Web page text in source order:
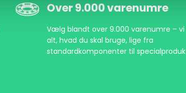
Over 9.000 varenumre
Vælg blandt over 9.000 varenumre – vi
alt, hvad du skal bruge, lige fra
standardkomponenter til